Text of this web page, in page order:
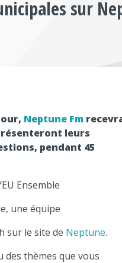
sur
Neptune Fm
leurs
pendant 45
Ensemble
une équipe
sur le site de Neptune.
des thèmes que vous